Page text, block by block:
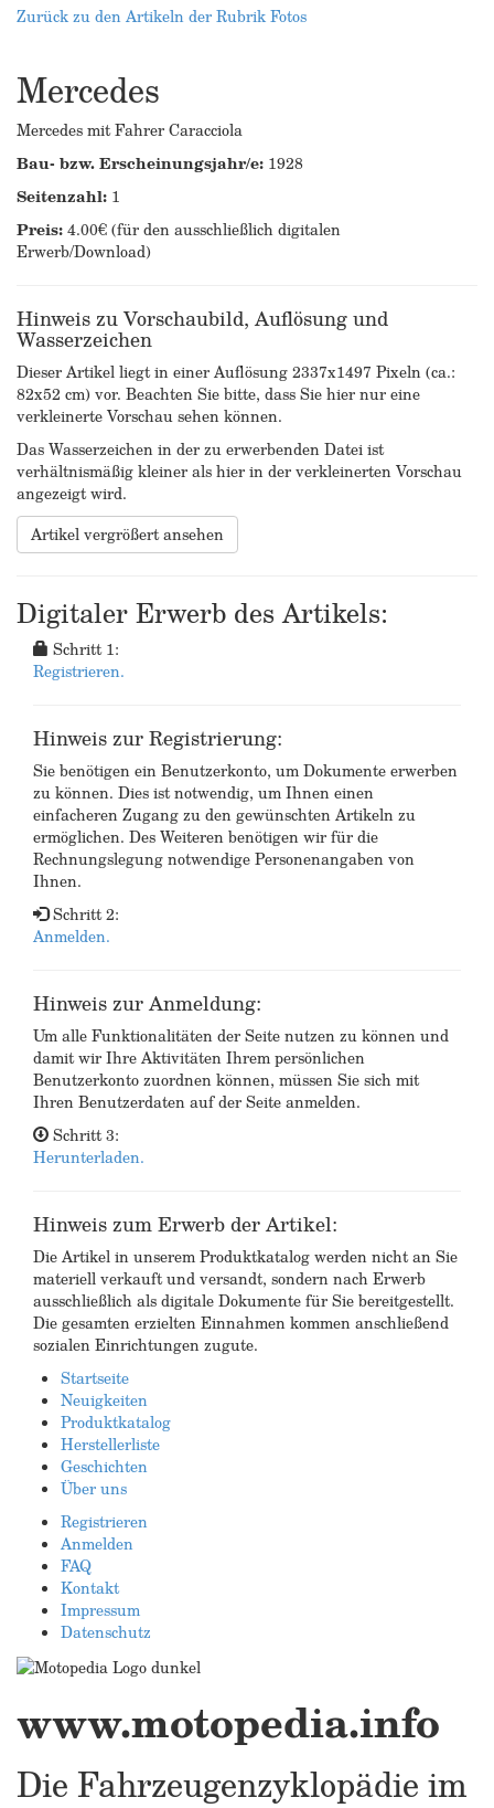
Zurück zu den Artikeln der Rubrik Fotos
Mercedes
Mercedes mit Fahrer Caracciola
Bau- bzw. Erscheinungsjahr/e: 1928
Seitenzahl: 1
Preis:4.00€ (für den ausschließlich digitalen
Erwerb/Download)
Hinweis zu Vorschaubild, Auflösung und
Wasserzeichen
Dieser Artikel liegt in einer Auflösung 2337x1497 Pixeln (ca.:
82x52 cm) vor. Beachten Sie bitte, dass Sie hier nur eine
verkleinerte Vorschau sehen können.
Das Wasserzeichen in der zu erwerbenden Datei ist
verhältnismäßig kleiner als hier in der verkleinerten Vorschau
angezeigt wird.
Artikel vergrößert ansehen
Digitaler Erwerb des Artikels:
Schritt 1:
Registrieren.
Hinweis zur Registrierung:
Sie benötigen ein Benutzerkonto, um Dokumente erwerben
zu können. Dies ist notwendig, um Ihnen einen
einfacheren Zugang zu den gewünschten Artikeln zu
ermöglichen. Des Weiteren benötigen wir für die
Rechnungslegung notwendige Personenangaben von
Ihnen.
Schritt 2:
Anmelden.
Hinweis zur Anmeldung:
Um alle Funktionalitäten der Seite nutzen zu können und
damit wir Ihre Aktivitäten Ihrem persönlichen
Benutzerkonto zuordnen können, müssen Sie sich mit
Ihren Benutzerdaten auf der Seite anmelden.
Schritt 3:
Herunterladen.
Hinweis zum Erwerb der Artikel:
Die Artikel in unserem Produktkatalog werden nicht an Sie
materiell verkauft und versandt, sondern nach Erwerb
ausschließlich als digitale Dokumente für Sie bereitgestellt.
Die gesamten erzielten Einnahmen kommen anschließend
sozialen Einrichtungen zugute.
Startseite
Neuigkeiten
Produktkatalog
Herstellerliste
Geschichten
Über uns
Registrieren
Anmelden
FAQ
Kontakt
Impressum
Datenschutz
www.motopedia.info
Die Fahrzeugenzyklopädie im